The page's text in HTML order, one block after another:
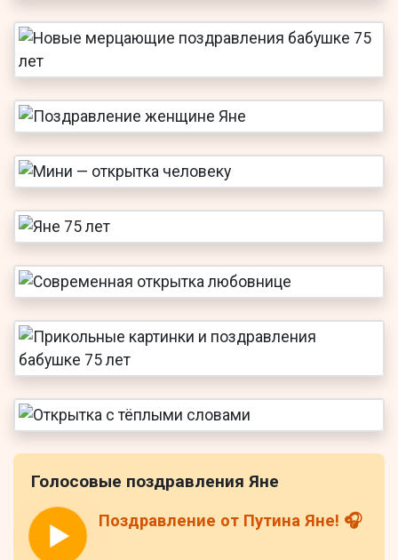
Голосовые поздравления Яне
Поздравление от Путина Яне! 🎧